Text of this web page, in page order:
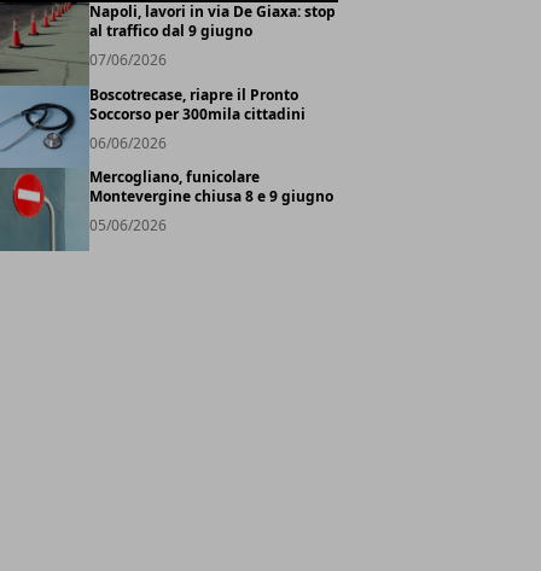
Napoli, lavori in via De Giaxa: stop
al traffico dal 9 giugno
07/06/2026
Boscotrecase, riapre il Pronto
Soccorso per 300mila cittadini
06/06/2026
Mercogliano, funicolare
Montevergine chiusa 8 e 9 giugno
05/06/2026